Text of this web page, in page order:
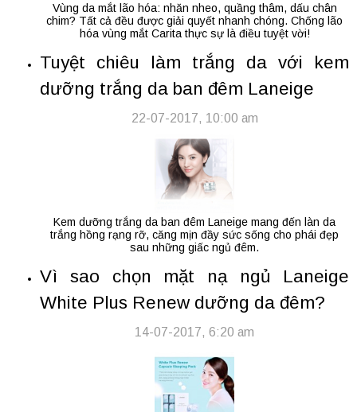
Vùng da mắt lão hóa: nhăn nheo, quầng thâm, dấu chân
chim? Tất cả đều được giải quyết nhanh chóng. Chống lão
hóa vùng mắt Carita thực sự là điều tuyệt vời!
Tuyệt chiêu làm trắng da với kem
dưỡng trắng da ban đêm Laneige
22-07-2017, 10:00 am
Kem dưỡng trắng da ban đêm Laneige mang đến làn da
trắng hồng rạng rỡ, căng mịn đầy sức sống cho phái đẹp
sau những giấc ngủ đêm.
Vì sao chọn mặt nạ ngủ Laneige
White Plus Renew dưỡng da đêm?
14-07-2017, 6:20 am